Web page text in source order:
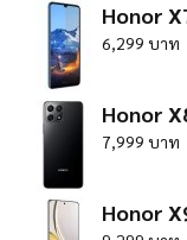
Honor
6,299 บาท
Honor
7,999 บาท
Honor